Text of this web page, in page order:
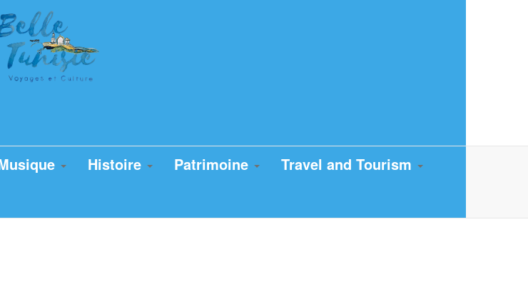
Histoire Patrimoine
Travel and Tourism